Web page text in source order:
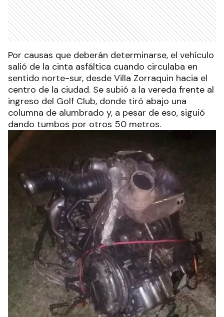
Por causas que deberán determinarse, el vehículo
salió de la cinta asfáltica cuando circulaba en
sentido norte-sur, desde Villa Zorraquin hacia el
centro de la ciudad. Se subió a la vereda frente al
ingreso del Golf Club, donde tiró abajo una
columna de alumbrado y, a pesar de eso, siguió
dando tumbos por otros 50 metros.